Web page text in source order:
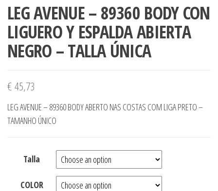
LEG AVENUE – 89360 BODY CON
LIGUERO Y ESPALDA ABIERTA
NEGRO – TALLA ÚNICA
€45,73
LEG AVENUE – 89360 BODY ABERTO NAS COSTAS COM LIGA PRETO –
TAMANHO ÚNICO
Talla
COLOR